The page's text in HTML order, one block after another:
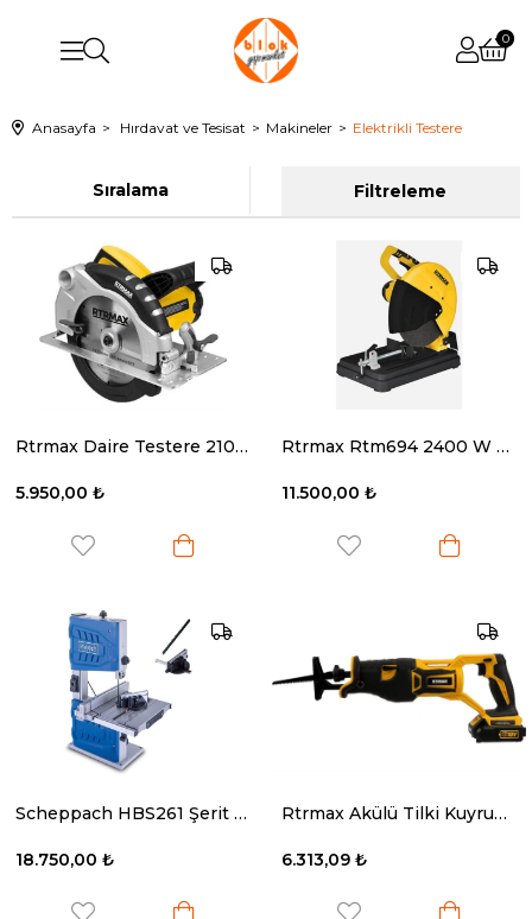
0
Anasayfa Hırdavat ve Tesisat Makineler Elektrikli Testere
Filtreleme
Sıralama
Rtrmax Daire Testere 210 Mm. 1800 W.
5.950,00 ₺
Rtrmax Rtm694 2400 W 355 Mm Profil Kesme Makinesi
11.500,00 ₺
Scheppach HBS261 Şerit Testere Makinesi
18.750,00 ₺
Rtrmax Akülü Tilki Kuyruğu 18V Kömürsüz
6.313,09 ₺